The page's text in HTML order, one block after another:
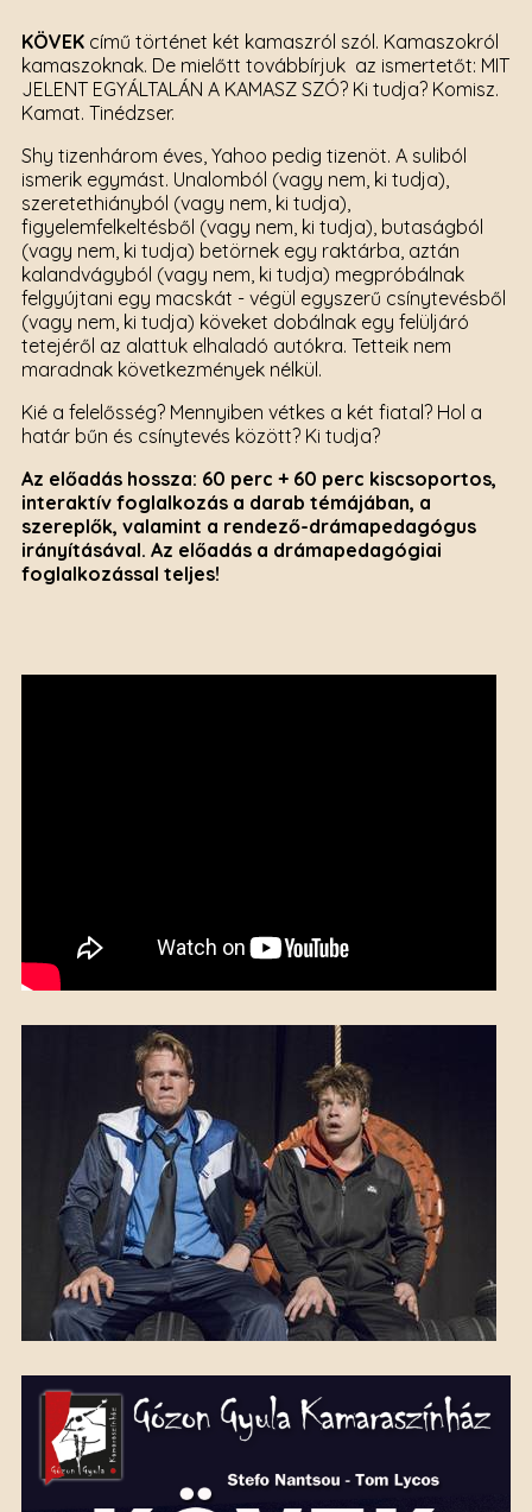
KÖVEKcímű történet két kamaszról szól. Kamaszokról
kamaszoknak. De mielőtt továbbírjuk az ismertetőt: MIT
JELENT EGYÁLTALÁN A KAMASZ SZÓ? Ki tudja? Komisz.
Kamat. Tinédzser.
Shy tizenhárom éves, Yahoo pedig tizenöt. A suliból
ismerik egymást. Unalomból (vagy nem, ki tudja),
szeretethiányból (vagy nem, ki tudja),
figyelemfelkeltésből (vagy nem, ki tudja), butaságból
(vagy nem, ki tudja) betörnek egy raktárba, aztán
kalandvágyból (vagy nem, ki tudja) megpróbálnak
felgyújtani egy macskát - végül egyszerű csínytevésből
(vagy nem, ki tudja) köveket dobálnak egy felüljáró
tetejéről az alattuk elhaladó autókra. Tetteik nem
maradnak következmények nélkül.
Kié a felelősség? Mennyiben vétkes a két fiatal? Hol a
határ bűn és csínytevés között? Ki tudja?
Az előadás hossza: 60 perc + 60 perc kiscsoportos,
interaktív foglalkozás a darab témájában, a
szereplők, valamint a rendező-drámapedagógus
irányításával. Az előadás a drámapedagógiai
foglalkozással teljes!